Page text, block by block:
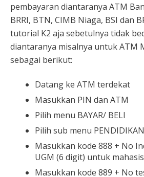
pembayaran diantaranya ATM
BRRI, BTN, CIMB Niaga, BSI dan
tutorial K2 aja sebetulnya tidak
diantaranya misalnya untuk ATM
sebagai berikut:
Datang ke ATM terdekat
Masukkan PIN dan ATM
Pilih menu BAYAR/ BELI
Pilih sub menu PENDIDIKAN
Masukkan kode 888 + No
UGM (6 digit) untuk
Masukkan kode 889 + No